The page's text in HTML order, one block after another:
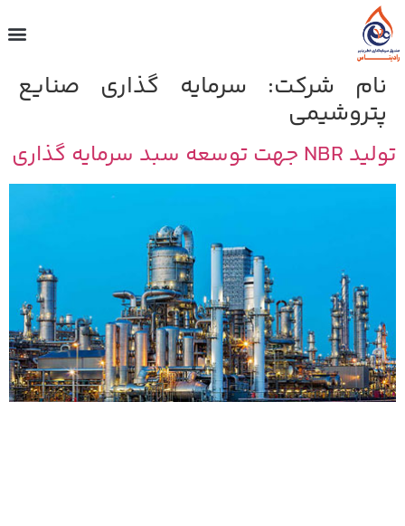
نام شرکت: سرمایه گذاری صنایع
پتروشیمی
تولید NBR جهت توسعه سبد سرمایه گذاری